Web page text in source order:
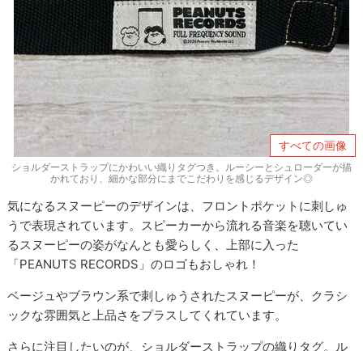
すべての画像
ショルダーストラップにかわいい織りタグつき。ルーシーとシュローダーが描
かれており、細かな部分にまでこだわりを感じるデザイン◎
気になるスヌーピーのデザインは、フロントポケットに刺しゅ
うで表現されています。スピーカーから流れる音楽を聴いてい
るスヌーピーの姿がなんとも愛らしく、上部に入った
「PEANUTS RECORDS」のロゴもおしゃれ！
ベージュやブラウン系で刺しゅうされたスヌーピーが、クラシ
ックな雰囲気と上品さをプラスしてくれています。
さらに注目したいのが、ショルダーストラップの織りタグ。ル